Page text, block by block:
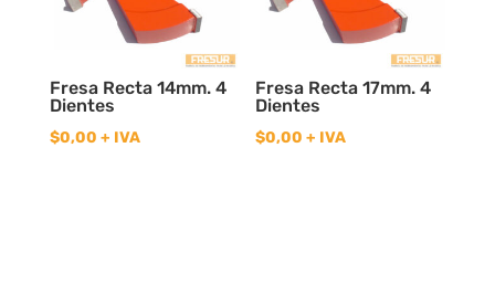
Fresa Recta 14mm. 4
Dientes
$0,00 + IVA
Fresa Recta 17mm. 4
Dientes
$0,00 + IVA